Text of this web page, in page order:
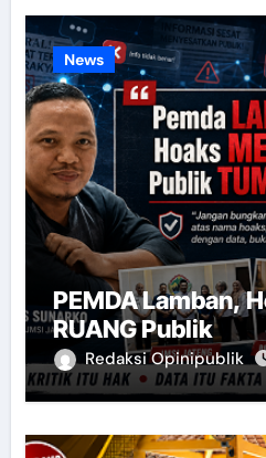
News
PEMDA Lamban,
RUANG Publik
Redaksi Opinipublik